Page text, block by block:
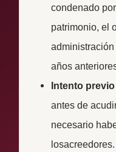
condenado
patrimonio, el
años
Intento
antes de
necesario